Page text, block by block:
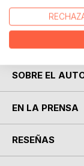
históricas como
contribuyen a
a la luz de cada
SOBRE EL
EN LA PRENSA
RESEÑAS